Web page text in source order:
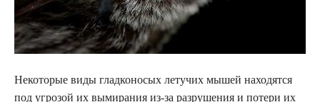
Некоторые виды гладконосых летучих мышей находятся
под угрозой их вымирания из-за разрушения и потери их